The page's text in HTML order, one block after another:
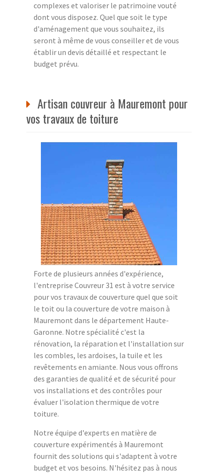
complexes et valoriser le patrimoine vouté
dont vous disposez. Quel que soit le type
d'aménagement que vous souhaitez, ils
seront à même de vous conseiller et de vous
établir un devis détaillé et respectant le
budget prévu.
Artisan couvreur à Mauremont pour
vos travaux de toiture
Forte de plusieurs années d'expérience,
l'entreprise Couvreur 31 est à votre service
pour vos travaux de couverture quel que soit
le toit ou la couverture de votre maison à
Mauremont dans le département Haute-
Garonne. Notre spécialité c'est la
rénovation, la réparation et l'installation sur
les combles, les ardoises, la tuile et les
revêtements en amiante. Nous vous offrons
des garanties de qualité et de sécurité pour
vos installations et des contrôles pour
évaluer l'isolation thermique de votre
toiture.
Notre équipe d'experts en matière de
couverture expérimentés à Mauremont
fournit des solutions qui s'adaptent à votre
budget et vos besoins. N'hésitez pas à nous